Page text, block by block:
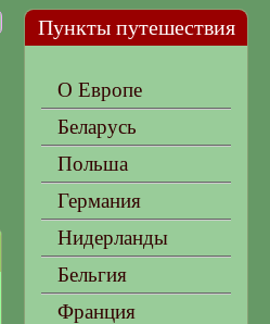
Пункты путешествия
О Европе
Беларусь
Польша
Германия
Нидерланды
Бельгия
Франция